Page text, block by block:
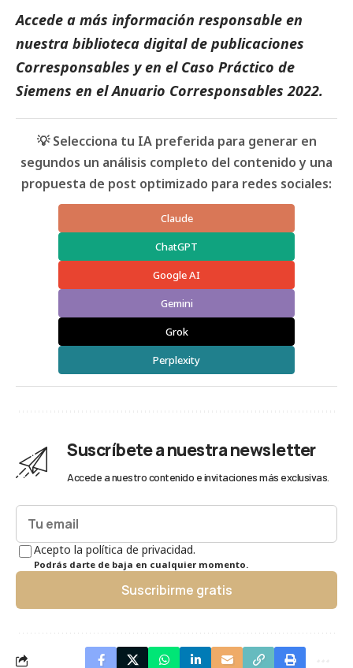
Accede a más información responsable en
nuestra biblioteca digital de publicaciones
Corresponsables y en el Caso Práctico de
Siemens en elAnuario Corresponsables 2022.
💡 Selecciona tu IA preferida para generar en
segundos un análisis completo del contenido y una
propuesta de post optimizado para redes sociales:
Claude
ChatGPT
Google AI
Gemini
Grok
Perplexity
Suscríbete a nuestra newsletter
Accede a nuestro contenido e invitaciones más exclusivas.
Acepto la política de privacidad.
Podrás darte de baja en cualquier momento.
Suscribirme gratis